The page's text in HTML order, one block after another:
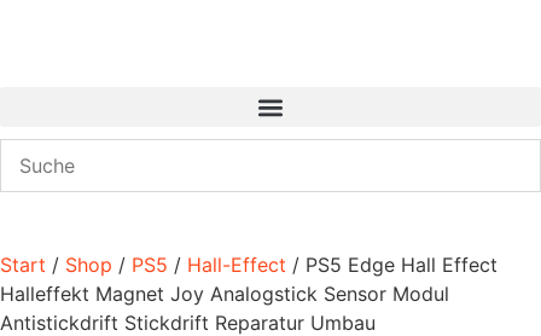
Start / Shop / PS5 / Hall-Effect / PS5 Edge Hall Effect
Halleffekt Magnet Joy Analogstick Sensor Modul
Antistickdrift Stickdrift Reparatur Umbau